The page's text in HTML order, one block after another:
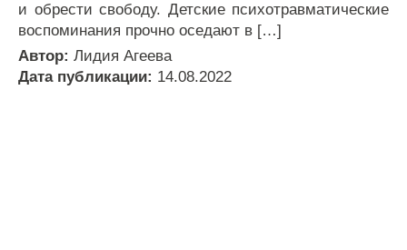
и обрести свободу. Детские психотравматические
воспоминания прочно оседают в […]
Автор: Лидия Агеева
Дата публикации: 14.08.2022